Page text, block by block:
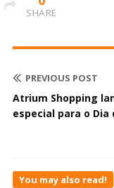
SHARE
PREVIOUS POST
Atrium Shopping
especial para o Dia
You may also read!